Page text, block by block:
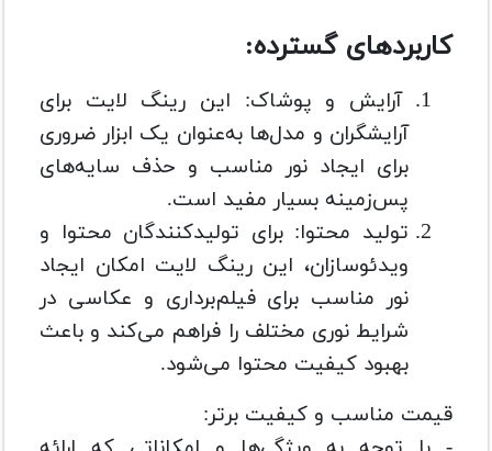
کاربردهای گسترده:
آرایش و پوشاک: این رینگ لایت برای
آرایشگران و مدل‌ها به‌عنوان یک ابزار ضروری
برای ایجاد نور مناسب و حذف سایه‌های
پس‌زمینه بسیار مفید است.
تولید محتوا: برای تولیدکنندگان محتوا و
ویدئو‌سازان، این رینگ لایت امکان ایجاد
نور مناسب برای فیلم‌برداری و عکاسی در
شرایط نوری مختلف را فراهم می‌کند و باعث
بهبود کیفیت محتوا می‌شود.
قیمت مناسب و کیفیت برتر: